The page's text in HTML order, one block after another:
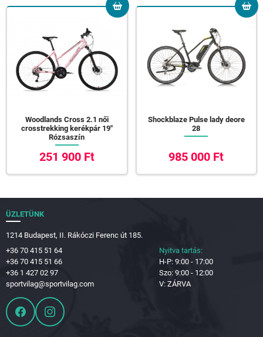
Woodlands Cross 2.1 női
crosstrekking kerékpár 19"
Rózsaszín
251 900 Ft
Shockblaze Pulse lady deore
28
985 000 Ft
ÜZLETÜNK
1214 Budapest, II. Rákóczi Ferenc út 185.
+36 70 415 51 64
+36 70 415 51 66
+36 1 427 02 97
sportvilag@sportvilag.com
Nyitva tartás:
H-P: 9:00 - 17:00
Szo: 9:00 - 12:00
V: ZÁRVA